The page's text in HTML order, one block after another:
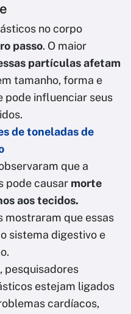
no corpo
passo. O maior
partículas afetam
tamanho, forma e
pode influenciar seus
de toneladas de
que a
pode causar morte
aos tecidos.
mostraram que essas
sistema digestivo e
pesquisadores
estejam ligados
cardíacos,